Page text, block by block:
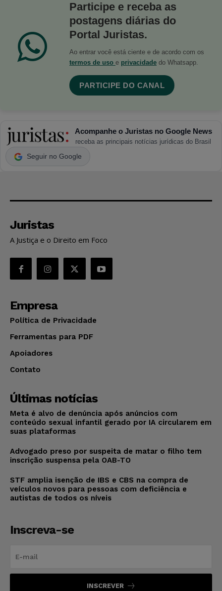
Participe e receba as
postagens diárias do
Portal Juristas.
Ao entrar você está ciente e de acordo com os
termos de uso e privacidade do Whatsapp.
PARTICIPE DO CANAL
Acompanhe o Juristas no Google News
receba as principais notícias jurídicas do Brasil
Seguir no Google
Juristas
A Justiça e o Direito em Foco
Empresa
Política de Privacidade
Ferramentas para PDF
Apoiadores
Contato
Últimas notícias
Meta é alvo de denúncia após anúncios com
conteúdo sexual infantil gerado por IA circularem em
suas plataformas
Advogado preso por suspeita de matar o filho tem
inscrição suspensa pela OAB-TO
STF amplia isenção de IBS e CBS na compra de
veículos novos para pessoas com deficiência e
autistas de todos os níveis
Inscreva-se
INSCREVER